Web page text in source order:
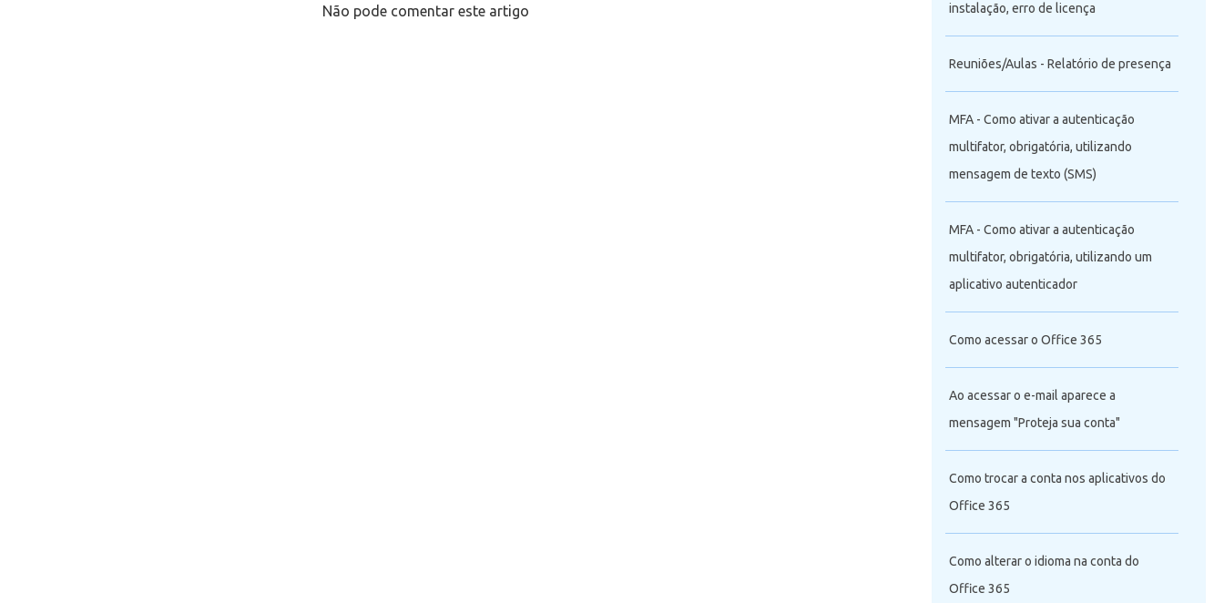
Não pode comentar este artigo
instalação, erro de licença
Reuniões/Aulas - Relatório de presença
MFA - Como ativar a autenticação
multifator, obrigatória, utilizando
mensagem de texto (SMS)
MFA - Como ativar a autenticação
multifator, obrigatória, utilizando um
aplicativo autenticador
Como acessar o Office 365
Ao acessar o e-mail aparece a
mensagem "Proteja sua conta"
Como trocar a conta nos aplicativos do
Office 365
Como alterar o idioma na conta do
Office 365